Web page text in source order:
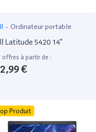
- Ordinateur portable
Latitude 5420 14”
offres à partir de :
€
Produit